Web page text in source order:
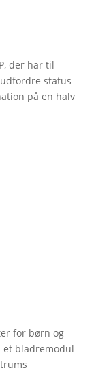
der har til
status
på en halv
for børn og
et bladremodul